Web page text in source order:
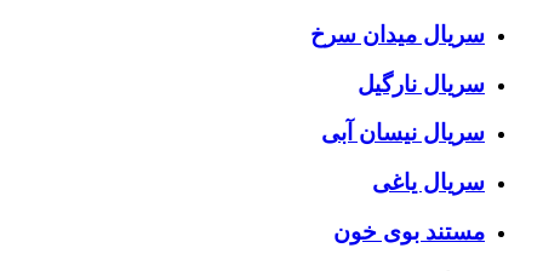
سریال میدان سرخ
سریال نارگیل
سریال نیسان آبی
سریال یاغی
مستند بوی خون